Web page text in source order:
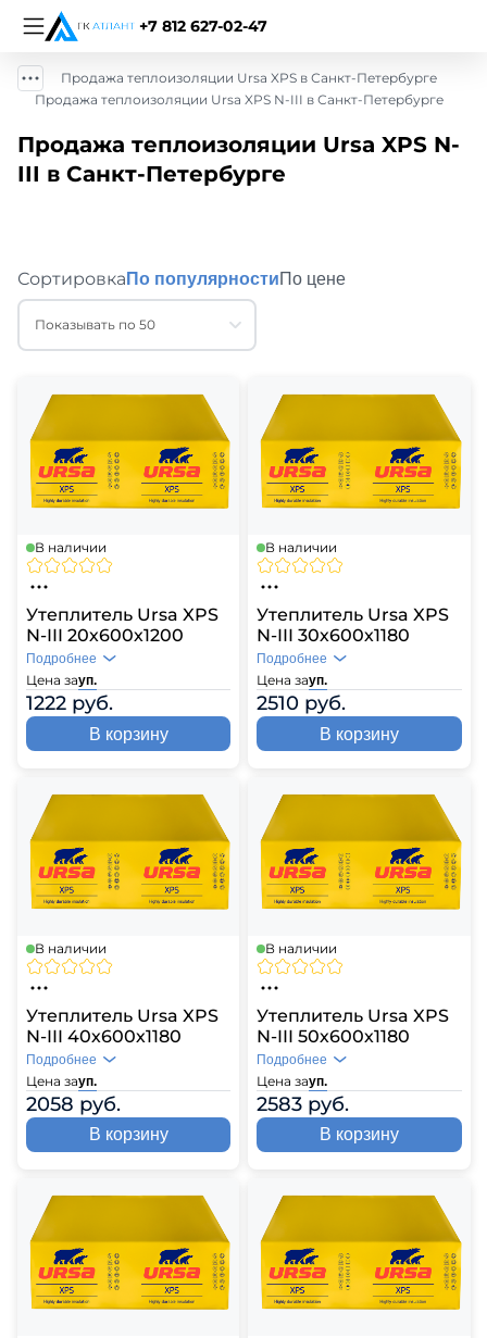
+7 812 627-02-47
Продажа теплоизоляции Ursa XPS в Санкт-Петербурге
Продажа теплоизоляции Ursa XPS N-III в Санкт-Петербурге
Продажа теплоизоляции Ursa XPS N-
III в Санкт-Петербурге
Сортировка По популярностиПо цене
Показывать по 50
В наличии
Утеплитель Ursa XPS
N-III 20х600х1200
Цена зауп.
1222 руб.
Подробнее
В корзину
В наличии
Утеплитель Ursa XPS
N-III 30х600х1180
Цена зауп.
2510 руб.
Подробнее
В корзину
В наличии
Утеплитель Ursa XPS
N-III 40х600х1180
Цена зауп.
2058 руб.
Подробнее
В корзину
В наличии
Утеплитель Ursa XPS
N-III 50х600х1180
Цена зауп.
2583 руб.
Подробнее
В корзину